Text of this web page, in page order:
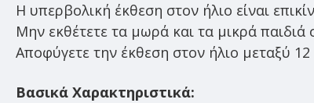
Η υπερβολική έκθεση στον ήλιο είναι
Μην εκθέτετε τα μωρά και τα μικρά παιδιά
Αποφύγετε την έκθεση στον ήλιο μεταξύ
Βασικά Χαρακτηριστικά: